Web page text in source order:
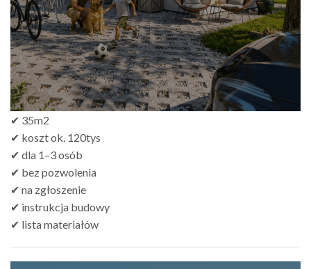
✔ 35m2
✔ koszt ok. 120tys
✔ dla 1–3 osób
✔ bez pozwolenia
✔ na zgłoszenie
✔ instrukcja budowy
✔ lista materiałów